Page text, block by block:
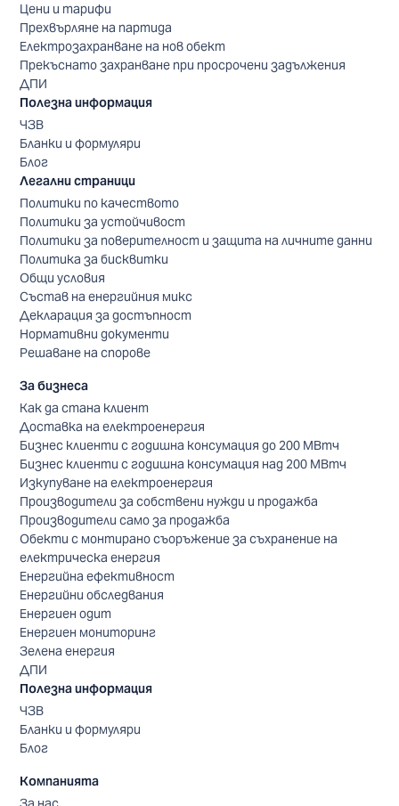
Цени и тарифи
Прехвърляне на партида
Електрозахранване на нов обект
Прекъснато захранване при просрочени задължения
ДПИ
Полезна информация
ЧЗВ
Бланки и формуляри
Блог
Легални страници
Политики по качеството
Политики за устойчивост
Политики за поверителност и защита на личните данни
Политика за бисквитки
Общи условия
Състав на енергийния микс
Декларация за достъпност
Нормативни документи
Решаване на спорове
За бизнеса
Как да стана клиент
Доставка на електроенергия
Бизнес клиенти с годишна консумация до 200 МВтч
Бизнес клиенти с годишна консумация над 200 МВтч
Изкупуване на електроенергия
Производители за собствени нужди и продажба
Производители само за продажба
Обекти с монтирано съоръжение за съхранение на
електрическа енергия
Енергийна ефективност
Енергийни обследвания
Енергиен одит
Енергиен мониторинг
Зелена енергия
ДПИ
Полезна информация
ЧЗВ
Бланки и формуляри
Блог
Компанията